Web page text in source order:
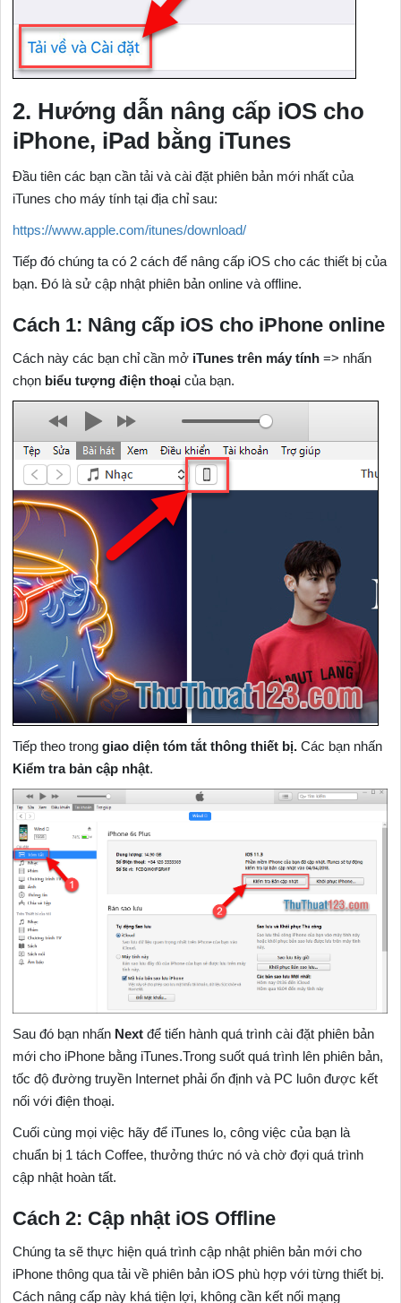
2. Hướng dẫn nâng cấp iOS cho
iPhone, iPad bằng iTunes
Đầu tiên các bạn cần tải và cài đặt phiên bản mới nhất của
iTunes cho máy tính tại địa chỉ sau:
https://www.apple.com/itunes/download/
Tiếp đó chúng ta có 2 cách để nâng cấp iOS cho các thiết bị của
bạn. Đó là sử cập nhật phiên bản online và offline.
Cách 1: Nâng cấp iOS cho iPhone online
Cách này các bạn chỉ cần mở iTunes trên máy tính => nhấn
chọn biểu tượng điện thoại của bạn.
Tiếp theo tronggiao diện tóm tắt thông thiết bị. Các bạn nhấn
Kiểm tra bản cập nhật.
Sau đó bạn nhấn Nextđể tiến hành quá trình cài đặt phiên bản
mới cho iPhone bằng iTunes.Trong suốt quá trình lên phiên bản,
tốc độ đường truyền Internet phải ổn định và PC luôn được kết
nối với điện thoại.
Cuối cùng mọi việc hãy để iTunes lo, công việc của bạn là
chuẩn bị 1 tách Coffee, thưởng thức nó và chờ đợi quá trình
cập nhật hoàn tất.
Cách 2: Cập nhật iOS Offline
Chúng ta sẽ thực hiện quá trình cập nhật phiên bản mới cho
iPhone thông qua tải về phiên bản iOS phù hợp với từng thiết bị.
Cách nâng cấp này khá tiện lợi, không cần kết nối mạng